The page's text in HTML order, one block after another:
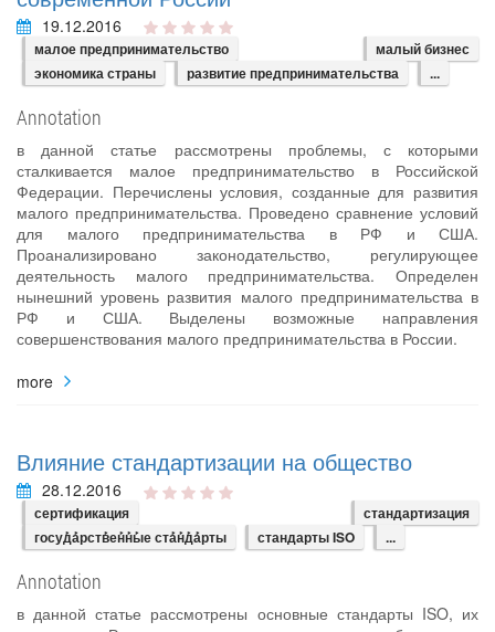
19.12.2016
малое предпринимательство
малый бизнес
экономика страны
развитие предпринимательства ...
Annotation
в данной статье рассмотрены проблемы, с которыми
сталкивается малое предпринимательство в Российской
Федерации. Перечислены условия, созданные для развития
малого предпринимательства. Проведено сравнение условий
для малого предпринимательства в РФ и США.
Проанализировано законодательство, регулирующее
деятельность малого предпринимательства. Определен
нынешний уровень развития малого предпринимательства в
РФ и США. Выделены возможные направления
совершенствования малого предпринимательства в России.
more
Влияние стандартизации на общество
28.12.2016
сертификация
стандартизация
госуܰдܰарстܰвеܰнܰнܰые стܰаܰнܰдܰарты
стандарты ISO ...
Annotation
в данной статье рассмотрены основные стандарты ISO, их